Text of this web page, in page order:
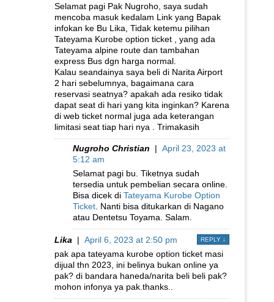
Selamat pagi Pak Nugroho, saya sudah
mencoba masuk kedalam Link yang Bapak
infokan ke Bu Lika, Tidak ketemu pilihan
Tateyama Kurobe option ticket , yang ada
Tateyama alpine route dan tambahan
express Bus dgn harga normal.
Kalau seandainya saya beli di Narita Airport
2 hari sebelumnya, bagaimana cara
reservasi seatnya? apakah ada resiko tidak
dapat seat di hari yang kita inginkan? Karena
di web ticket normal juga ada keterangan
limitasi seat tiap hari nya . Trimakasih
Nugroho Christian | April 23, 2023 at
5:12 am
Selamat pagi bu. Tiketnya sudah
tersedia untuk pembelian secara online.
Bisa dicek di Tateyama Kurobe Option
Ticket . Nanti bisa ditukarkan di Nagano
atau Dentetsu Toyama. Salam.
Lika | April 6, 2023 at 2:50 pm REPLY ↓
pak apa tateyama kurobe option ticket masi
dijual thn 2023, ini belinya bukan online ya
pak? di bandara haneda/narita beli beli pak?
mohon infonya ya pak.thanks..